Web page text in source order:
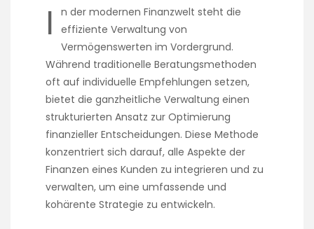
I
n der modernen Finanzwelt steht die
effiziente Verwaltung von
Vermögenswerten im Vordergrund.
Während traditionelle Beratungsmethoden
oft auf individuelle Empfehlungen setzen,
bietet die ganzheitliche Verwaltung einen
strukturierten Ansatz zur Optimierung
finanzieller Entscheidungen. Diese Methode
konzentriert sich darauf, alle Aspekte der
Finanzen eines Kunden zu integrieren und zu
verwalten, um eine umfassende und
kohärente Strategie zu entwickeln.